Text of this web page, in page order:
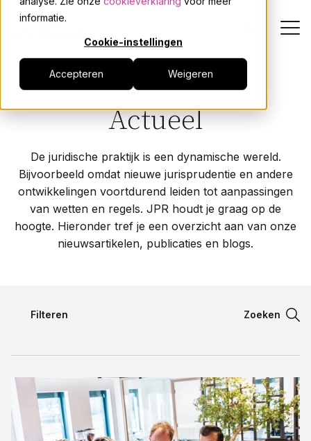
informatie.
Cookie-instellingen
Accepteren Weigeren
Dienstverlening
Actueel
Over JPR
Contact
Taal:
Home
Actueel
De juridische praktijk is een dynamische wereld.
Bijvoorbeeld omdat nieuwe jurisprudentie en andere
ontwikkelingen voortdurend leiden tot aanpassingen
van wetten en regels. JPR houdt je graag op de
hoogte. Hieronder tref je een overzicht aan van onze
nieuwsartikelen, publicaties en blogs.
Filteren Zoeken
Filteren
Aansprakelijkheidsrecht
Appartementsrecht blogreeks